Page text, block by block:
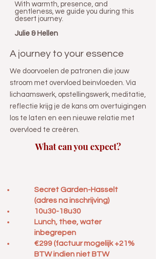
With warmth, presence, and
gentleness, we guide you during this
desert journey.
Julie & Hellen
A journey to your essence
We doorvoelen de patronen die jouw
stroom met overvloed beinvloeden. Via
lichaamswerk, opstellingswerk, meditatie,
reflectie krijg je de kans om overtuigingen
los te laten en een nieuwe relatie met
overvloed te creëren.
What can you expect?
Secret Garden-Hasselt
(adres na inschrijving)
10u30-18u30
Lunch, thee, water
inbegrepen
€299 (factuur mogelijk +21%
BTW indien niet BTW